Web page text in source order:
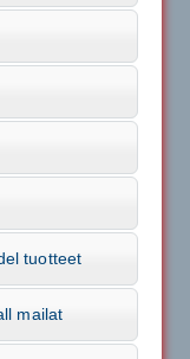
tuotteet
mailat